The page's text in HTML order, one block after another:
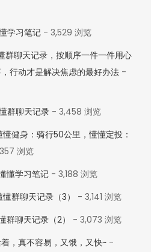
学习笔记 - 3,529 浏览
群聊天记录，按顺序一件一件用心
行动才是解决焦虑的最好办法 -
群聊天记录 - 3,458 浏览
健身：骑行50公里，懂懂定投：
浏览
懂学习笔记 - 3,188 浏览
群聊天记录（3）
- 3,141 浏览
群聊天记录（2）
- 3,073 浏览
，真不容易，又饿，又快~ -